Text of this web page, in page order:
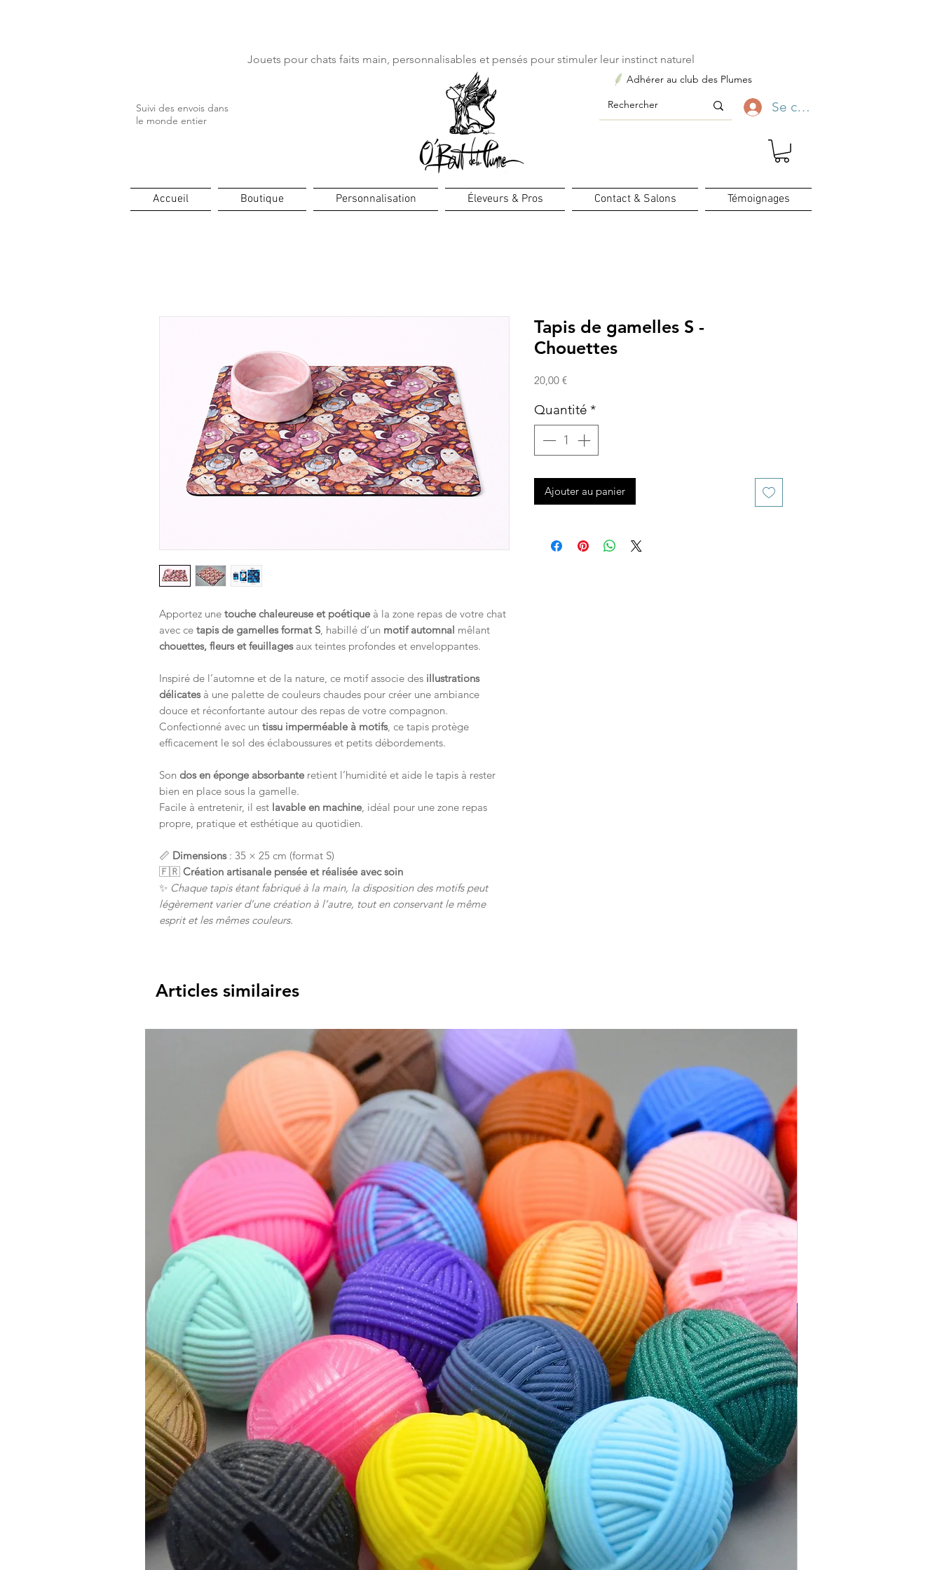
Jouets pour chats faits main, personnalisables et pensés pour stimuler leur instinct naturel
Suivi des envois dans
le monde entier
Adhérer au club des Plumes
Se connecter
Accueil Boutique Personnalisation Éleveurs & Pros Contact & Salons Témoignages
Apportez une touche chaleureuse et poétique à la zone repas de votre chat
avec ce tapis de gamelles format S , habillé d’un motif automnal mêlant
chouettes, fleurs et feuillagesaux teintes profondes et enveloppantes.
Inspiré de l’automne et de la nature, ce motif associe des illustrations
délicatesà une palette de couleurs chaudes pour créer une ambiance
douce et réconfortante autour des repas de votre compagnon.
Confectionné avec un tissu imperméable à motifs, ce tapis protège
efficacement le sol des éclaboussures et petits débordements.
Son dos en éponge absorbante retient l’humidité et aide le tapis à rester
bien en place sous la gamelle.
Facile à entretenir, il est lavable en machine , idéal pour une zone repas
propre, pratique et esthétique au quotidien.
📏 Dimensions: 35 × 25 cm (format S)
🇫🇷 Création artisanale pensée et réalisée avec soin
✨ Chaque tapis étant fabriqué à la main, la disposition des motifs peut
légèrement varier d’une création à l’autre, tout en conservant le même
esprit et les mêmes couleurs.
Tapis de gamelles S -
Chouettes
20,00 €Prix
Quantité *
Ajouter au panier
Articles similaires